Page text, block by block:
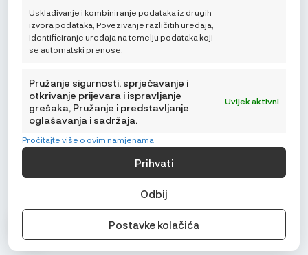
Usklađivanje i kombiniranje podataka iz drugih
izvora podataka, Povezivanje različitih uređaja,
Identificiranje uređaja na temelju podataka koji
se automatski prenose.
Pružanje sigurnosti, sprječavanje i
otkrivanje prijevara i ispravljanje
grešaka, Pružanje i predstavljanje
oglašavanja i sadržaja.
Uvijek aktivni
Pročitajte više o ovim namjenama
Prihvati
Odbij
Postavke kolačića
Mikroedra d.o.o.
(01) 48 22 132
info@najnaj.eu
SAVJETI
© Najnaj.eu 2026.